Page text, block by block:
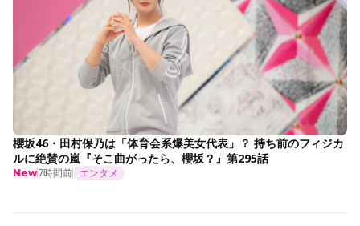
櫻坂46・田村保乃は「体育会系爆美女代表」？ 持ち前のフィジカ
ルに絶賛の嵐『そこ曲がったら、櫻坂？』第295話
New7時間前 エンタメ